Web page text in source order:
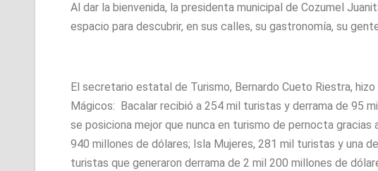
Al dar la bienvenida, la presidenta municipal de Cozumel
espacio para descubrir, en sus calles, su gastronomía, su
El secretario estatal de Turismo, Bernardo Cueto Riestra,
Mágicos: ⁠Bacalar recibió a 254 mil turistas y derrama de 95
se posiciona mejor que nunca en turismo de pernocta
940 millones de dólares; ⁠Isla Mujeres, 281 mil turistas y una
turistas que generaron derrama de 2 mil 200 millones de